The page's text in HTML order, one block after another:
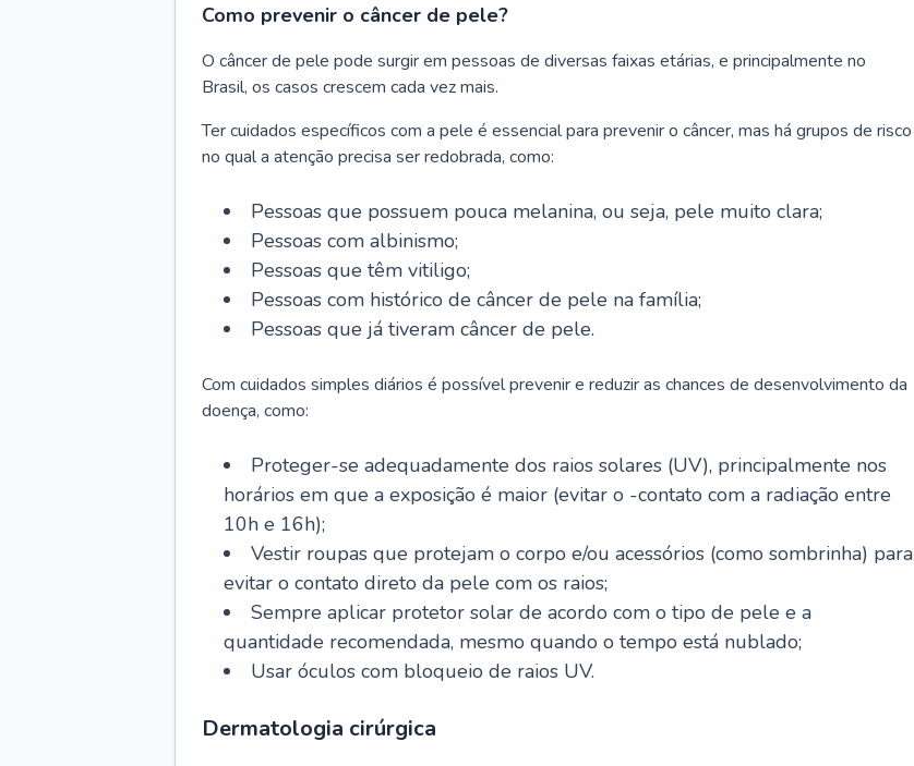
Como prevenir o câncer de pele?
O câncer de pele pode surgir em pessoas de diversas faixas etárias, e principalmente no
Brasil, os casos crescem cada vez mais.
Ter cuidados específicos com a pele é essencial para prevenir o câncer, mas há grupos de risco
no qual a atenção precisa ser redobrada, como:
Pessoas que possuem pouca melanina, ou seja, pele muito clara;
Pessoas com albinismo;
Pessoas que têm vitiligo;
Pessoas com histórico de câncer de pele na família;
Pessoas que já tiveram câncer de pele.
Com cuidados simples diários é possível prevenir e reduzir as chances de desenvolvimento da
doença, como:
Proteger-se adequadamente dos raios solares (UV), principalmente nos
horários em que a exposição é maior (evitar o -contato com a radiação entre
10h e 16h);
Vestir roupas que protejam o corpo e/ou acessórios (como sombrinha) para
evitar o contato direto da pele com os raios;
Sempre aplicar protetor solar de acordo com o tipo de pele e a
quantidade recomendada, mesmo quando o tempo está nublado;
Usar óculos com bloqueio de raios UV.
Dermatologia cirúrgica